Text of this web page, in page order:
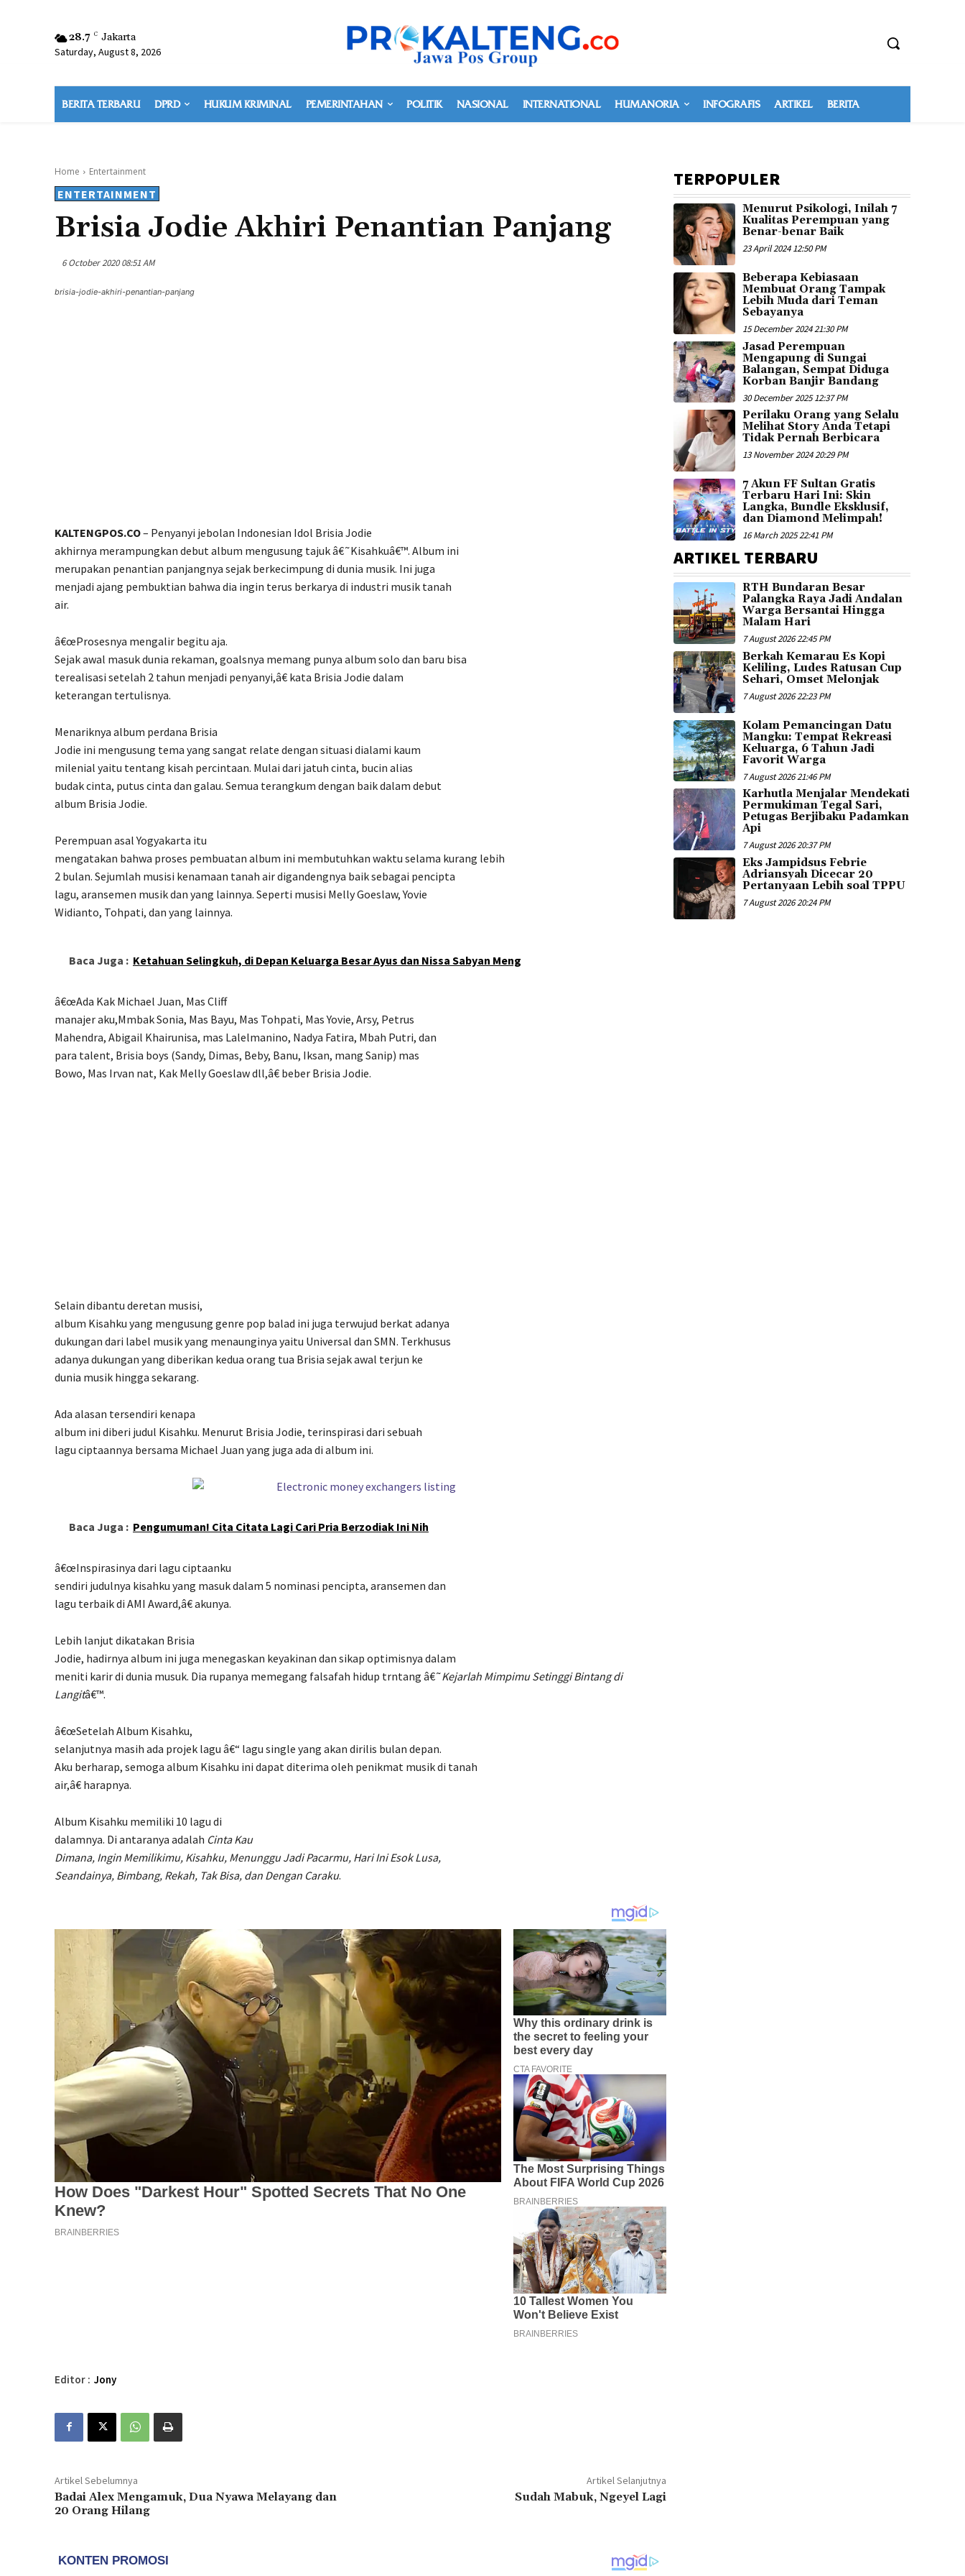
28.7 C Jakarta
Saturday, August 8, 2026
BERITA TERBARU DPRD HUKUM KRIMINAL PEMERINTAHAN POLITIK NASIONAL INTERNATIONAL HUMANORIA INFOGRAFIS ARTIKEL BERITA
Home Entertainment
ENTERTAINMENT
Brisia Jodie Akhiri Penantian Panjang
6 October 2020 08:51 AM
brisia-jodie-akhiri-penantian-panjang
KALTENGPOS.CO– Penyanyi jebolan Indonesian Idol Brisia Jodie
akhirnya merampungkan debut album mengusung tajuk â€˜Kisahkuâ€™. Album ini
merupakan penantian panjangnya sejak berkecimpung di dunia musik. Ini juga
menjadi ajang pembuktian bahwa dia ingin terus berkarya di industri musik tanah
air.
â€œProsesnya mengalir begitu aja.
Sejak awal masuk dunia rekaman, goalsnya memang punya album solo dan baru bisa
terealisasi setelah 2 tahun menjadi penyanyi,â€ kata Brisia Jodie dalam
keterangan tertulisnya.
Menariknya album perdana Brisia
Jodie ini mengusung tema yang sangat relate dengan situasi dialami kaum
milenial yaitu tentang kisah percintaan. Mulai dari jatuh cinta, bucin alias
budak cinta, putus cinta dan galau. Semua terangkum dengan baik dalam debut
album Brisia Jodie.
Perempuan asal Yogyakarta itu
mengatakan bahwa proses pembuatan album ini membutuhkan waktu selama kurang lebih
2 bulan. Sejumlah musisi kenamaan tanah air digandengnya baik sebagai pencipta
lagu, aransemen musik dan yang lainnya. Seperti musisi Melly Goeslaw, Yovie
Widianto, Tohpati, dan yang lainnya.
Baca Juga : Ketahuan Selingkuh, di Depan Keluarga Besar Ayus dan Nissa Sabyan Meng
â€œAda Kak Michael Juan, Mas Cliff
manajer aku,Mmbak Sonia, Mas Bayu, Mas Tohpati, Mas Yovie, Arsy, Petrus
Mahendra, Abigail Khairunisa, mas Lalelmanino, Nadya Fatira, Mbah Putri, dan
para talent, Brisia boys (Sandy, Dimas, Beby, Banu, Iksan, mang Sanip) mas
Bowo, Mas Irvan nat, Kak Melly Goeslaw dll,â€ beber Brisia Jodie.
Selain dibantu deretan musisi,
album Kisahku yang mengusung genre pop balad ini juga terwujud berkat adanya
dukungan dari label musik yang menaunginya yaitu Universal dan SMN. Terkhusus
adanya dukungan yang diberikan kedua orang tua Brisia sejak awal terjun ke
dunia musik hingga sekarang.
Ada alasan tersendiri kenapa
album ini diberi judul Kisahku. Menurut Brisia Jodie, terinspirasi dari sebuah
lagu ciptaannya bersama Michael Juan yang juga ada di album ini.
Baca Juga : Pengumuman! Cita Citata Lagi Cari Pria Berzodiak Ini Nih
â€œInspirasinya dari lagu ciptaanku
sendiri judulnya kisahku yang masuk dalam 5 nominasi pencipta, aransemen dan
lagu terbaik di AMI Award,â€ akunya.
Lebih lanjut dikatakan Brisia
Jodie, hadirnya album ini juga menegaskan keyakinan dan sikap optimisnya dalam
meniti karir di dunia musuk. Dia rupanya memegang falsafah hidup trntang â€˜Kejarlah Mimpimu Setinggi Bintang di
Langitâ€™.
â€œSetelah Album Kisahku,
selanjutnya masih ada projek lagu â€“ lagu single yang akan dirilis bulan depan.
Aku berharap, semoga album Kisahku ini dapat diterima oleh penikmat musik di tanah
air,â€ harapnya.
Album Kisahku memiliki 10 lagu di
dalamnya. Di antaranya adalah Cinta Kau
Dimana, Ingin Memilikimu, Kisahku, Menunggu Jadi Pacarmu, Hari Ini Esok Lusa,
Seandainya, Bimbang, Rekah, Tak Bisa, dan Dengan Caraku.
Editor : Jony
Artikel Sebelumnya
Badai Alex Mengamuk, Dua Nyawa Melayang dan
20 Orang Hilang
Artikel Selanjutnya
Sudah Mabuk, Ngeyel Lagi
TERPOPULER
Menurut Psikologi, Inilah 7
Kualitas Perempuan yang
Benar-benar Baik
23 April 2024 12:50 PM
Beberapa Kebiasaan
Membuat Orang Tampak
Lebih Muda dari Teman
Sebayanya
15 December 2024 21:30 PM
Jasad Perempuan
Mengapung di Sungai
Balangan, Sempat Diduga
Korban Banjir Bandang
30 December 2025 12:37 PM
Perilaku Orang yang Selalu
Melihat Story Anda Tetapi
Tidak Pernah Berbicara
13 November 2024 20:29 PM
7 Akun FF Sultan Gratis
Terbaru Hari Ini: Skin
Langka, Bundle Eksklusif,
dan Diamond Melimpah!
16 March 2025 22:41 PM
ARTIKEL TERBARU
RTH Bundaran Besar
Palangka Raya Jadi Andalan
Warga Bersantai Hingga
Malam Hari
7 August 2026 22:45 PM
Berkah Kemarau Es Kopi
Keliling, Ludes Ratusan Cup
Sehari, Omset Melonjak
7 August 2026 22:23 PM
Kolam Pemancingan Datu
Mangku: Tempat Rekreasi
Keluarga, 6 Tahun Jadi
Favorit Warga
7 August 2026 21:46 PM
Karhutla Menjalar Mendekati
Permukiman Tegal Sari,
Petugas Berjibaku Padamkan
Api
7 August 2026 20:37 PM
Eks Jampidsus Febrie
Adriansyah Dicecar 20
Pertanyaan Lebih soal TPPU
7 August 2026 20:24 PM